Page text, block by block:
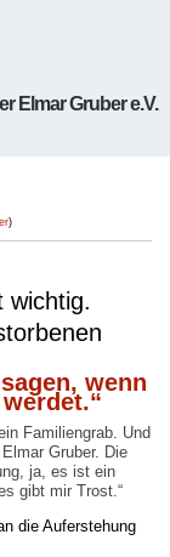
Elmar Gruber e.V.
)
wichtig.
wenn
Familiengrab. Und
Gruber. Die
ja, es ist ein
gibt mir Trost.“
die Auferstehung